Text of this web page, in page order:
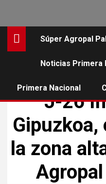
Súper Agropal
Noticias Primera
Primera Nacional
J-26
la zona